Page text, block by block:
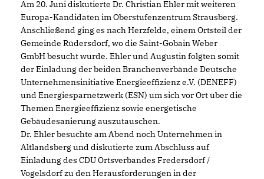
Am 20. Juni diskutierte Dr. Christian Ehler mit weiteren
Europa-Kandidaten im Oberstufenzentrum Strausberg.
Anschließend ging es nach Herzfelde, einem Ortsteil der
Gemeinde Rüdersdorf, wo die Saint-Gobain Weber
GmbH besucht wurde. Ehler und Augustin folgten somit
der Einladung der beiden Branchenverbände Deutsche
Unternehmensinitiative Energieeffizienz e.V. (DENEFF)
und Energiesparnetzwerk (ESN) um sich vor Ort über die
Themen Energieeffizienz sowie energetische
Gebäudesanierung auszutauschen.
Dr. Ehler besuchte am Abend noch Unternehmen in
Altlandsberg und diskutierte zum Abschluss auf
Einladung des CDU Ortsverbandes Fredersdorf /
Vogelsdorf zu den Herausforderungen in der